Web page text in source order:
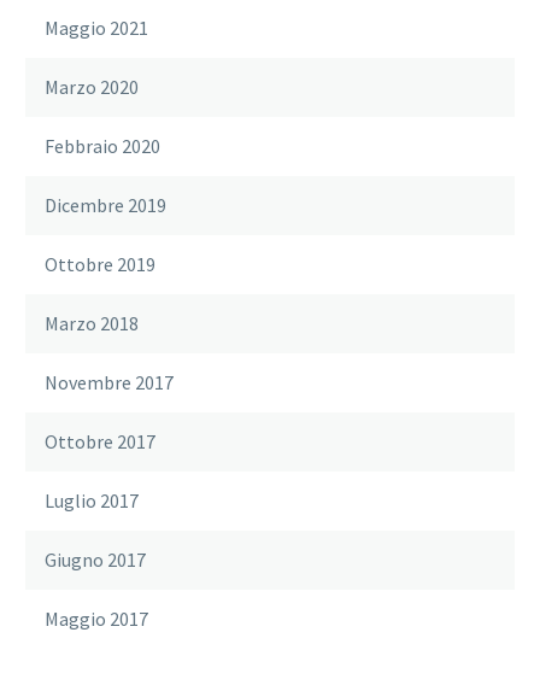
Maggio 2021
Marzo 2020
Febbraio 2020
Dicembre 2019
Ottobre 2019
Marzo 2018
Novembre 2017
Ottobre 2017
Luglio 2017
Giugno 2017
Maggio 2017